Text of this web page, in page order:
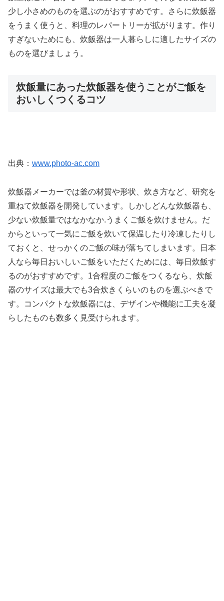
少し小さめのものを選ぶのがおすすめです。さらに炊飯器
をうまく使うと、料理のレパートリーが拡がります。作り
すぎないためにも、炊飯器は一人暮らしに適したサイズの
ものを選びましょう。
炊飯量にあった炊飯器を使うことがご飯を
おいしくつくるコツ
出典： www.photo-ac.com
炊飯器メーカーでは釜の材質や形状、炊き方など、研究を
重ねて炊飯器を開発しています。しかしどんな炊飯器も、
少ない炊飯量ではなかなか.うまくご飯を炊けません。だ
からといって一気にご飯を炊いて保温したり冷凍したりし
ておくと、せっかくのご飯の味が落ちてしまいます。日本
人なら毎日おいしいご飯をいただくためには、毎日炊飯す
るのがおすすめです。1合程度のご飯をつくるなら、炊飯
器のサイズは最大でも3合炊きくらいのものを選ぶべきで
す。コンパクトな炊飯器には、デザインや機能に工夫を凝
らしたものも数多く見受けられます。